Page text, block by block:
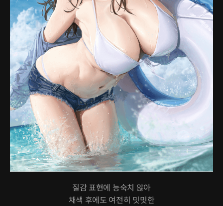
질감 표현에 능숙치 않아
채색 후에도 여전히 밋밋한